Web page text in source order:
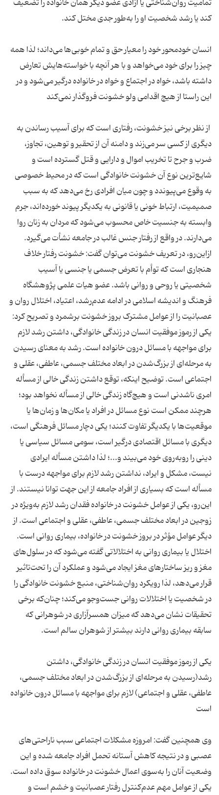
تمامیت روان‌شناختی یا آزادی عضو دیگر همان خانواده را تضعیف
انسان خودمحور خود را معیار حق و تمام خوبی‌ها می‌داند؛ لذا همه
چیز را برای خود می‌خواهد و با هر آنچه با خواسته‌هایش تعارض
داشته باشد، خواه در اجتماع و خواه در خانواده درگیر می‌شود و در
از نظر برخی نیز خشونت، رفتاری است که برای آسیب رساندن به
دیگری از کسی سر می‌زند و دامنه آن از تحقیر و توهین، تجاوز،
ضرب و جرح تا تخریب اموال و دارایی و قتل گسترده است و
شایع‌ترین نوع آن خشونت خانوادگی است که در محیط خصوصی
به وقوع می‌پیوندد و چون میان افرادی رخ می‌دهد که به سبب
صمیمیت، ارتباط خونی یا قانونی به یکدیگر پیوند خورده‌اند، جرم
وابسته به جنسیت خاص محسوب می‌شود که مردان به زنان روا
می‌دارند. در واقع از رفتار جنس غالب در جامعه نشأت می‌گیرد.
ازاین‌رو، در تعریف خشونت می‌توان گفت: خشونت رفتار خلاف
هنجاری است که توأم با تعرض جسمی یا جنسی یا آسیب
شخصیتی یا روحی و روانی باشد. عضو هیات علمی پژوهشگاه
فرهنگ و اندیشه اسلامی در ادامه عدم‌رشد، اعتیاد، اختلال روان و
عصبانیت را از عوامل مشترک بروز خشونت برشمرد و تصریح کرد:‌
یکی از رموز موفقیت انسان در زندگی خانوادگی،‌‌ داشتن رشد لازم
برای مواجهه با مسائل درون خانواده است. رشد به معنای رسیدن
به مرحله‌ای از بزرگ‌شدن در ابعاد مختلف جسمی، عاطفی، عقلی و
اجتماعی است. توضیح اینکه، توقع ‌‌داشتن زندگی خالی از مسأله
امری ناشدنی است و هیچ‌گاه زندگی خالی از مسأله نخواهد بود؛
هرچند ممکن است نوع مسائل در افراد یا مکان‌ها و زمان‌ها یا
موقعیت‌ها با یکدیگر تفاوت کنند؛ یکی دچار مسائل فرهنگی است،
دیگری با مسائل اقتصادی درگیر است، سومی مسائل سیاسی یا
دینی را روبه‌روی خود می‌بیند و...؛ لذا‌‌ داشتن مسأله ایرادی
نیست، مشکل و ایراد، نداشتن رشد لازم برای مواجهه درست با
مسأله است که بسیاری از افراد جامعه از این جهت توانا نیستند. از
این‌رو، یکی از عوامل خشونت در خانواده فقدان رشد لازم به‌ویژه در
زوجین در ابعاد مختلف جسمی، عاطفی، عقلی و اجتماعی است. از
دیگر عوامل مؤثر در بروز خشونت در خانواده، بیماری روانی است.
اختلال یا بیماری روانی به اختلالاتی گفته می‌شود که در سلول‌های
مغز و ریز ساختار‌های مغز ایجاد می‌شود و عملکرد آن را تحت‌تاثیر
قرار می‌دهد، لذا رویکرد روان‌شناختی، منبع خشونت خانوادگی را
در شخصیت یا اختلالات روانی جست‌وجو می‌کند؛ چنان‌که برخی
تحقیقات نشان می‌دهد که میزان همسرآزاری در شوهرانی که
یکی از رموز موفقیت انسان در زندگی خانوادگی،‌‌ داشتن
رشد(رسیدن به مرحله‌ای از بزرگ‌شدن در ابعاد مختلف جسمی،
عاطفی، عقلی و اجتماعی) لازم برای مواجهه با مسائل درون خانواده
وی همچنین گفت: امروزه مشکلات اجتماعی سبب ناراحتی‌های
عصبی و در نتیجه کاهش آستانه تحمل افراد جامعه شده و این
وضعیت آنان را به‌‌سوی اعمال خشونت در خانواده سوق داده است.
یکی از عوامل مهم عدم‌کنترل رفتار عصبانیت و خشم است و